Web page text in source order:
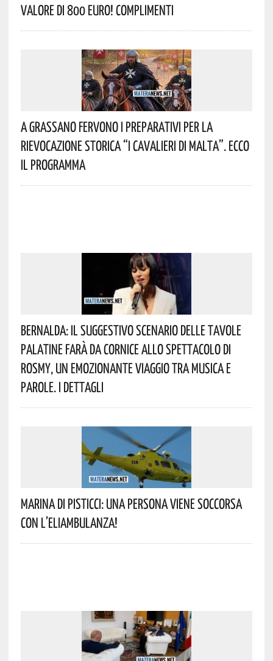
Valore Di 800 Euro! Complimenti
A Grassano Fervono I Preparativi Per La
Rievocazione Storica “I CAVALIERI DI MALTA”. Ecco
Il Programma
Bernalda: Il Suggestivo Scenario Delle Tavole
Palatine Farà Da Cornice Allo Spettacolo Di
Rosmy, Un Emozionante Viaggio Tra Musica E
Parole. I Dettagli
Marina Di Pisticci: Una Persona Viene Soccorsa
Con L’eliambulanza!